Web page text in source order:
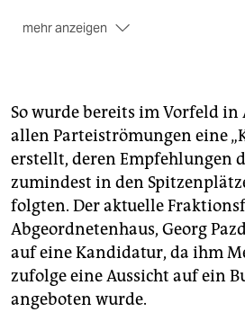
mehr anzeigen
Hellersdorf gefunden. Vermietet
ausgerechnet vom Land Berlin.
So wurde bereits im Vorfeld in
allen Parteiströmungen eine
erstellt, deren Empfehlungen
zumindest in den
folgten. Der aktuelle
Abgeordnetenhaus, Georg
auf eine Kandidatur, da ihm
zufolge eine Aussicht auf ein
angeboten wurde.